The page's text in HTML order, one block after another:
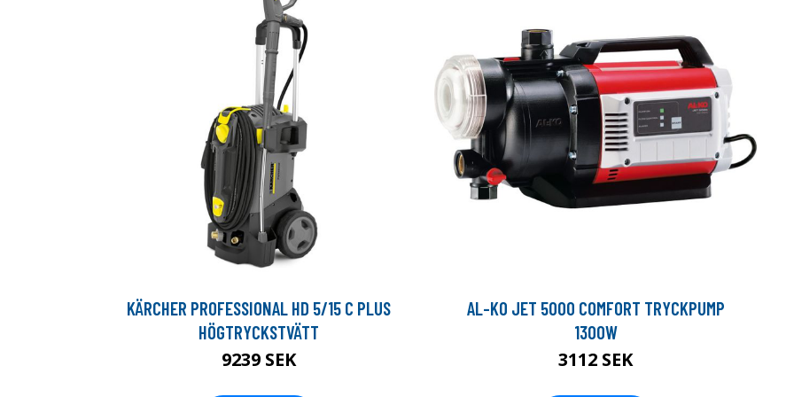
KÄRCHER PROFESSIONAL HD 5/15 C PLUS
HÖGTRYCKSTVÄTT
9239 SEK
AL-KO JET 5000 COMFORT TRYCKPUMP
1300W
3112 SEK